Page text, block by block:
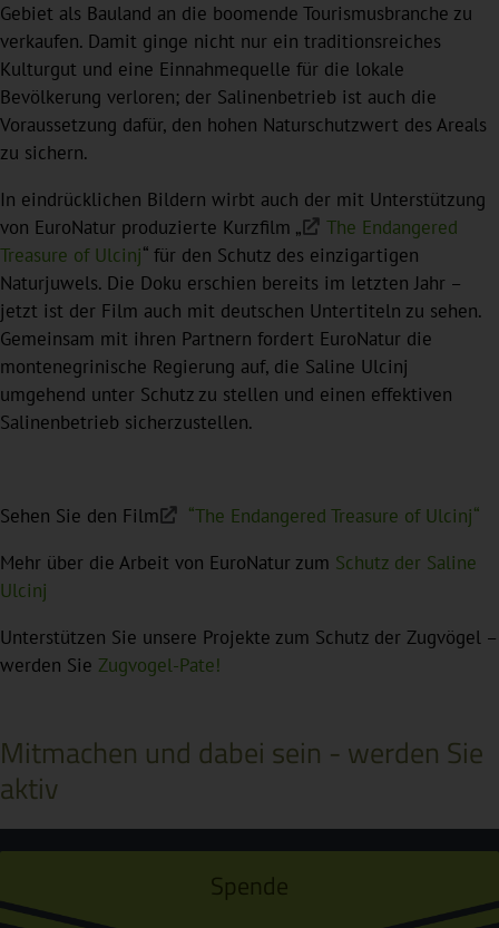
Gebiet als Bauland an die boomende Tourismusbranche zu
verkaufen. Damit ginge nicht nur ein traditionsreiches
Kulturgut und eine Einnahmequelle für die lokale
Bevölkerung verloren; der Salinenbetrieb ist auch die
Voraussetzung dafür, den hohen Naturschutzwert des Areals
zu sichern.
In eindrücklichen Bildern wirbt auch der mit Unterstützung
von EuroNatur produzierte Kurzfilm „
The Endangered
Treasure of Ulcinj“ für den Schutz des einzigartigen
Naturjuwels. Die Doku erschien bereits im letzten Jahr –
jetzt ist der Film auch mit deutschen Untertiteln zu sehen.
Gemeinsam mit ihren Partnern fordert EuroNatur die
montenegrinische Regierung auf, die Saline Ulcinj
umgehend unter Schutz zu stellen und einen effektiven
Salinenbetrieb sicherzustellen.
Sehen Sie den Film
“The Endangered Treasure of Ulcinj“
Mehr über die Arbeit von EuroNatur zum Schutz der Saline
Ulcinj
Unterstützen Sie unsere Projekte zum Schutz der Zugvögel –
werden Sie Zugvogel-Pate!
Mitmachen und dabei sein - werden Sie
aktiv
Spende